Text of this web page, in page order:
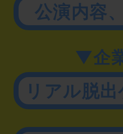
公演内容
▼企
リアル脱